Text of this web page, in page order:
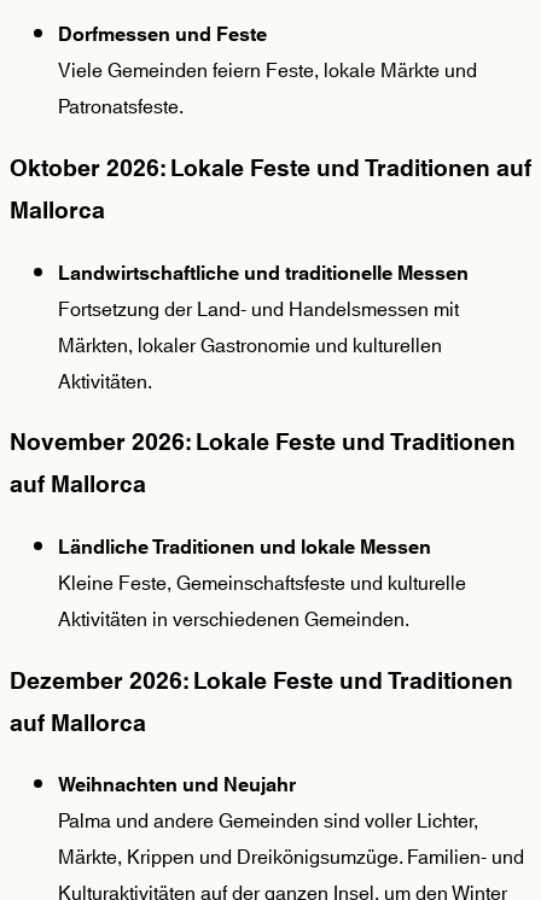
Dorfmessen und Feste
Viele Gemeinden feiern Feste, lokale Märkte und
Patronatsfeste.
Oktober 2026: Lokale Feste und Traditionen auf
Mallorca
Landwirtschaftliche und traditionelle Messen
Fortsetzung der Land- und Handelsmessen mit
Märkten, lokaler Gastronomie und kulturellen
Aktivitäten.
November 2026: Lokale Feste und Traditionen
auf Mallorca
Ländliche Traditionen und lokale Messen
Kleine Feste, Gemeinschaftsfeste und kulturelle
Aktivitäten in verschiedenen Gemeinden.
Dezember 2026: Lokale Feste und Traditionen
auf Mallorca
Weihnachten und Neujahr
Palma und andere Gemeinden sind voller Lichter,
Märkte, Krippen und Dreikönigsumzüge. Familien- und